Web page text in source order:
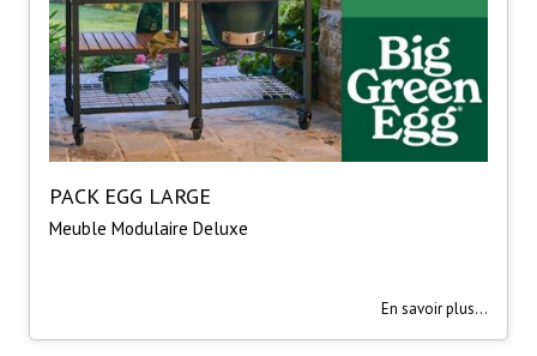
PACK EGG LARGE
Meuble Modulaire Deluxe
En savoir plus...